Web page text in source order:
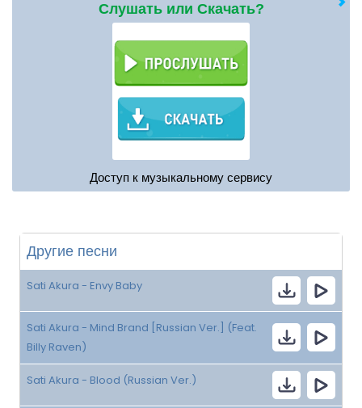
Слушать или Скачать?
Доступ к музыкальному сервису
Другие песни
Sati Akura - Envy Baby
Sati Akura - Mind Brand [Russian Ver.] (Feat.
Billy Raven)
Sati Akura - Blood (Russian Ver.)